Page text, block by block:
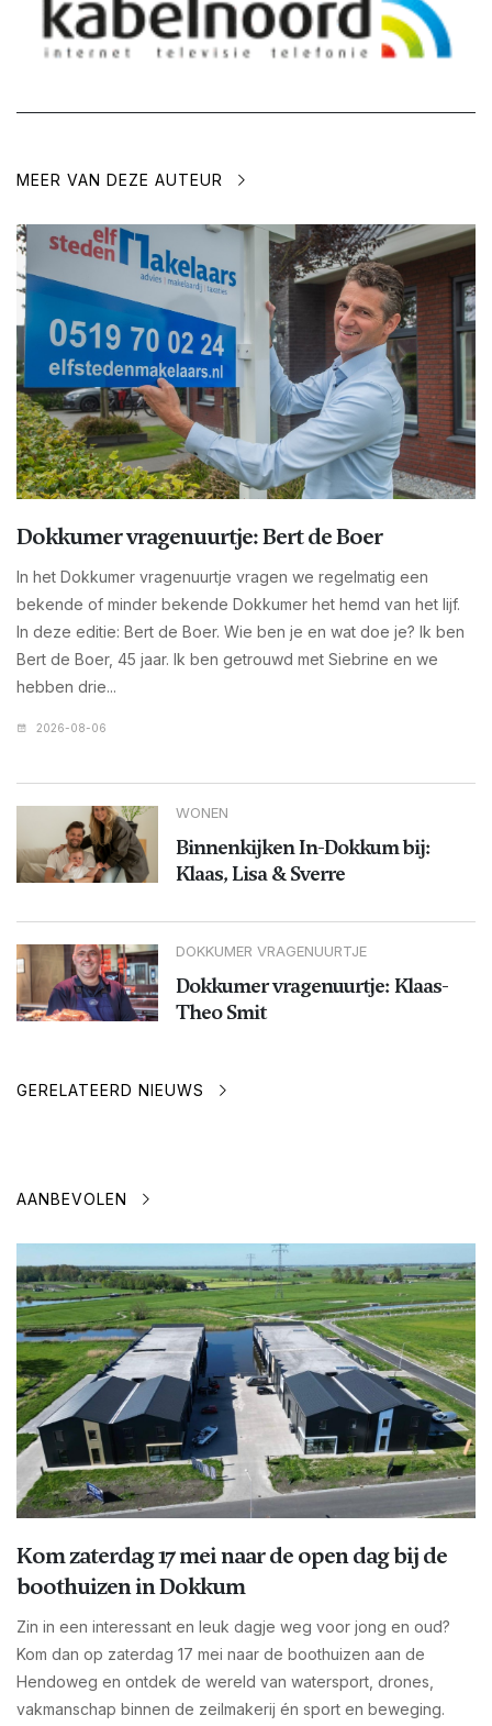
MEER VAN DEZE AUTEUR
Dokkumer vragenuurtje: Bert de Boer
In het Dokkumer vragenuurtje vragen we regelmatig een
bekende of minder bekende Dokkumer het hemd van het lijf.
In deze editie: Bert de Boer. Wie ben je en wat doe je? Ik ben
Bert de Boer, 45 jaar. Ik ben getrouwd met Siebrine en we
hebben drie...
2026-08-06
WONEN
Binnenkijken In-Dokkum bij:
Klaas, Lisa & Sverre
DOKKUMER VRAGENUURTJE
Dokkumer vragenuurtje: Klaas-
Theo Smit
GERELATEERD NIEUWS
AANBEVOLEN
Kom zaterdag 17 mei naar de open dag bij de
boothuizen in Dokkum
Zin in een interessant en leuk dagje weg voor jong en oud?
Kom dan op zaterdag 17 mei naar de boothuizen aan de
Hendoweg en ontdek de wereld van watersport, drones,
vakmanschap binnen de zeilmakerij én sport en beweging.